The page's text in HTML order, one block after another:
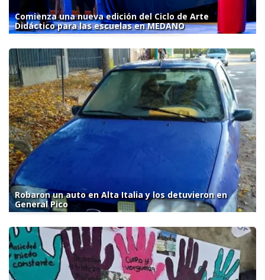
Comienza una nueva edición del Ciclo de Arte
Didáctico para las escuelas en MEDANO
Robaron un auto en Alta Italia y los detuvieron en
General Pico